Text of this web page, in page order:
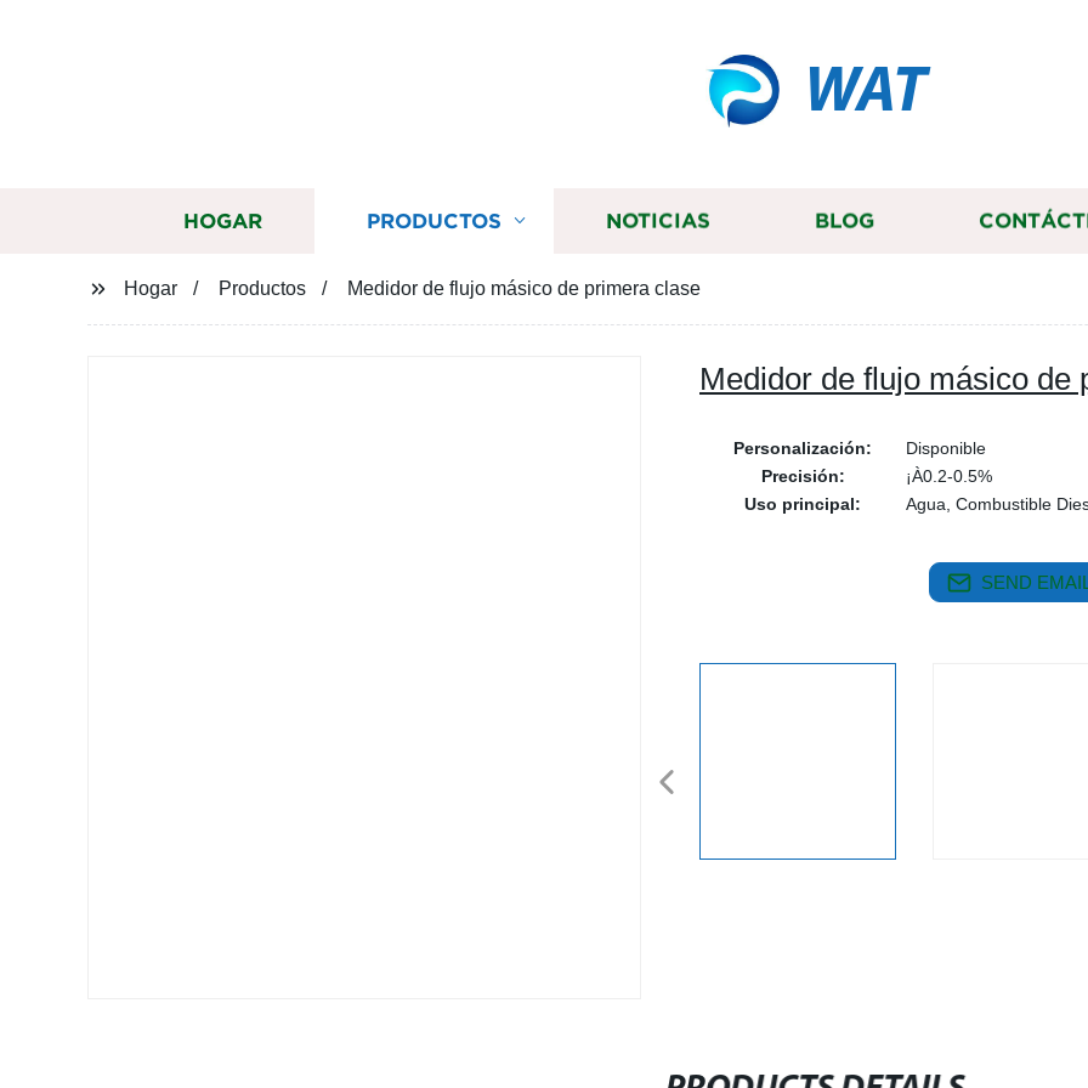
WAT
HOGAR PRODUCTOS NOTICIAS BLOG
Hogar Productos Medidor de flujo másico de primera clase
Medidor de flujo másico de
Personalización:
Disponible
Precisión:
¡À0.2-0.5%
Uso principal:
Agua, Combustible
SEND